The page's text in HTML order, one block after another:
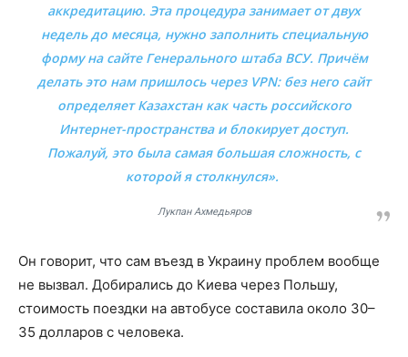
аккредитацию. Эта процедура занимает от двух
недель до месяца, нужно заполнить специальную
форму на сайте Генерального штаба ВСУ. Причём
делать это нам пришлось через VPN: без него сайт
определяет Казахстан как часть российского
Интернет-пространства и блокирует доступ.
Пожалуй, это была самая большая сложность, с
которой я столкнулся».
Лукпан Ахмедьяров
Он говорит, что сам въезд в Украину проблем вообще
не вызвал. Добирались до Киева через Польшу,
стоимость поездки на автобусе составила около 30–
35 долларов с человека.